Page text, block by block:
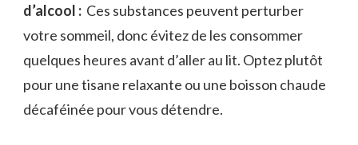
d’alcool : ⁢ Ces substances peuvent perturber
votre sommeil, donc évitez de les consommer
quelques heures avant d’aller au lit. Optez plutôt
pour une tisane relaxante ou⁢ une boisson chaude
décaféinée pour ⁣vous détendre.